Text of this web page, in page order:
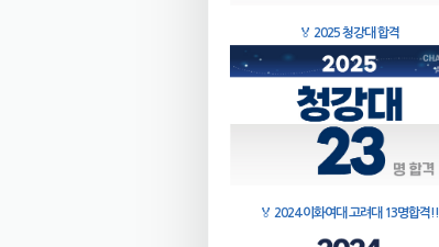
🏅 2025 청강대 합격
🏅 2024 이화여대 고려대 13명합격!!